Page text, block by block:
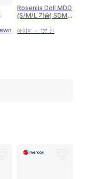
부속 기재가 없는 경
인 경우, 본체가 부속
.
지 않기 때문에 섭취
트레이딩 카드는 기본
Rosenlia Doll MDD
(S/M/L 가슴) SDM
oll 그림자 나라의 앨
아이치 ・ 1분 전